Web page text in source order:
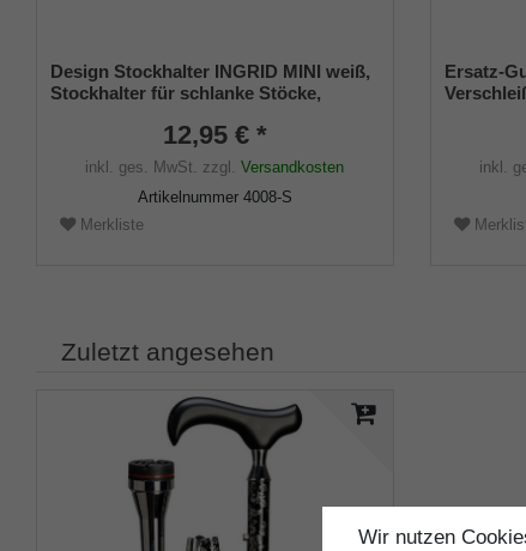
Design Stockhalter INGRID MINI weiß,
Stockhalter für schlanke Stöcke,
12,95 € *
inkl. ges. MwSt. zzgl.Versandkosten
Artikelnummer 4008-S
Merkliste
Ersatz-
inkl.
Zuletzt angesehen
Wir nutzen